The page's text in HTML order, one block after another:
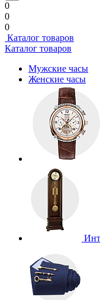
0
0
0
Каталог товаров
Каталог товаров
Мужские часы
Женские часы